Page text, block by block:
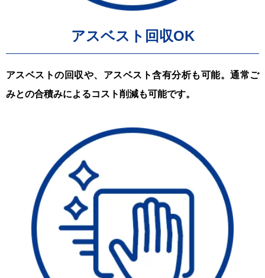
アスベスト回収OK
アスベストの回収や、アスベスト含有分析も可能。通常ご
みとの合積みによるコスト削減も可能です。